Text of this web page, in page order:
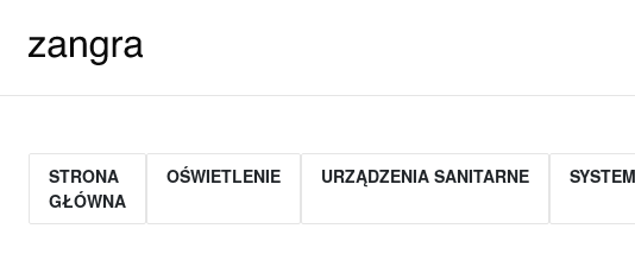
STRONA
GŁÓWNA
OŚWIETLENIE URZĄDZENIA SANITARNE